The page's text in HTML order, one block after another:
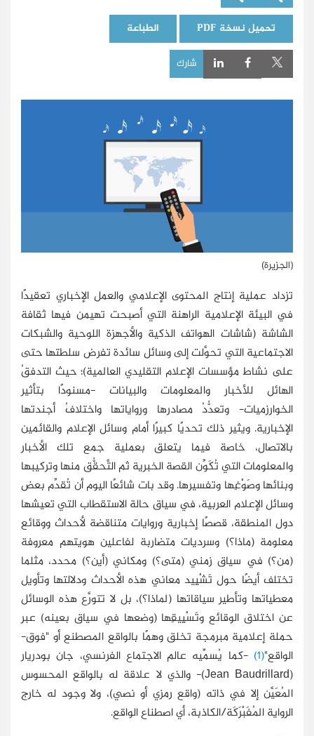
تحميل نسخة PDF الطباعة
شارك
(الجزيرة)
تزداد عملية إنتاج المحتوى الإعلامي والعمل الإخباري تعقيدًا
في البيئة الإعلامية الراهنة التي أصبحت تهيمن فيها ثقافة
الشاشة (شاشات الهواتف الذكية والأجهزة اللوحية والشبكات
الاجتماعية التي تحوَّلت إلى وسائل سائدة تفرض سلطتها حتى
على نشاط مؤسسات الإعلام التقليدي العالمية)؛ حيث التدفقُ
الهائل للأخبار والمعلومات والبيانات -مسنودًا بتأثير
الخوارزميات- وتعدُّدُ مصادرها ورواياتها واختلافُ أجندتها
الإخبارية. ويثير ذلك تحديًا كبيرًا أمام وسائل الإعلام والقائمين
بالاتصال، خاصة فيما يتعلق بعملية جمع تلك الأخبار
والمعلومات التي تُكَوِّن القصة الخبرية ثم التَّحقُّق منها وتركيبها
وبنائها وصَوْغِها وتفسيرها. وقد بات شائعًا اليوم أن تُقدِّم بعض
وسائل الإعلام العربية، في سياق حالة الاستقطاب التي تعيشها
دول المنطقة، قصصًا إخبارية وروايات متناقضة لأحداث ووقائع
معلومة (ماذا؟) وسرديات متضاربة لفاعلين هويتهم معروفة
(من؟) في سياق زمني (متى؟) ومكاني (أين؟) محدد، مثلما
تختلف أيضًا حول تَشْيِيد معاني هذه الأحداث ودلالتها وتأويل
معطياتها وتأطير سياقاتها (لماذا؟)، بل لا تتورَّع هذه الوسائل
عن اختلاق الوقائع وتَسْيِيقِها (وضعها في سياق بعينه) عبر
حملة إعلامية مبرمجة تخلق وهمًا بالواقع المصطنع أو "فوق-
الواقع"(1)
-كما يُسمِّيه عالم الاجتماع الفرنسي، جان بودريار
(Jean Baudrillard)- والذي لا علاقة له بالواقع المحسوس
المُعَيَّن إلا في ذاته (واقع رمزي أو نصي)، ولا وجود له خارج
الرواية المُفَبْرَكَة/الكاذبة، أي اصطناع الواقع.